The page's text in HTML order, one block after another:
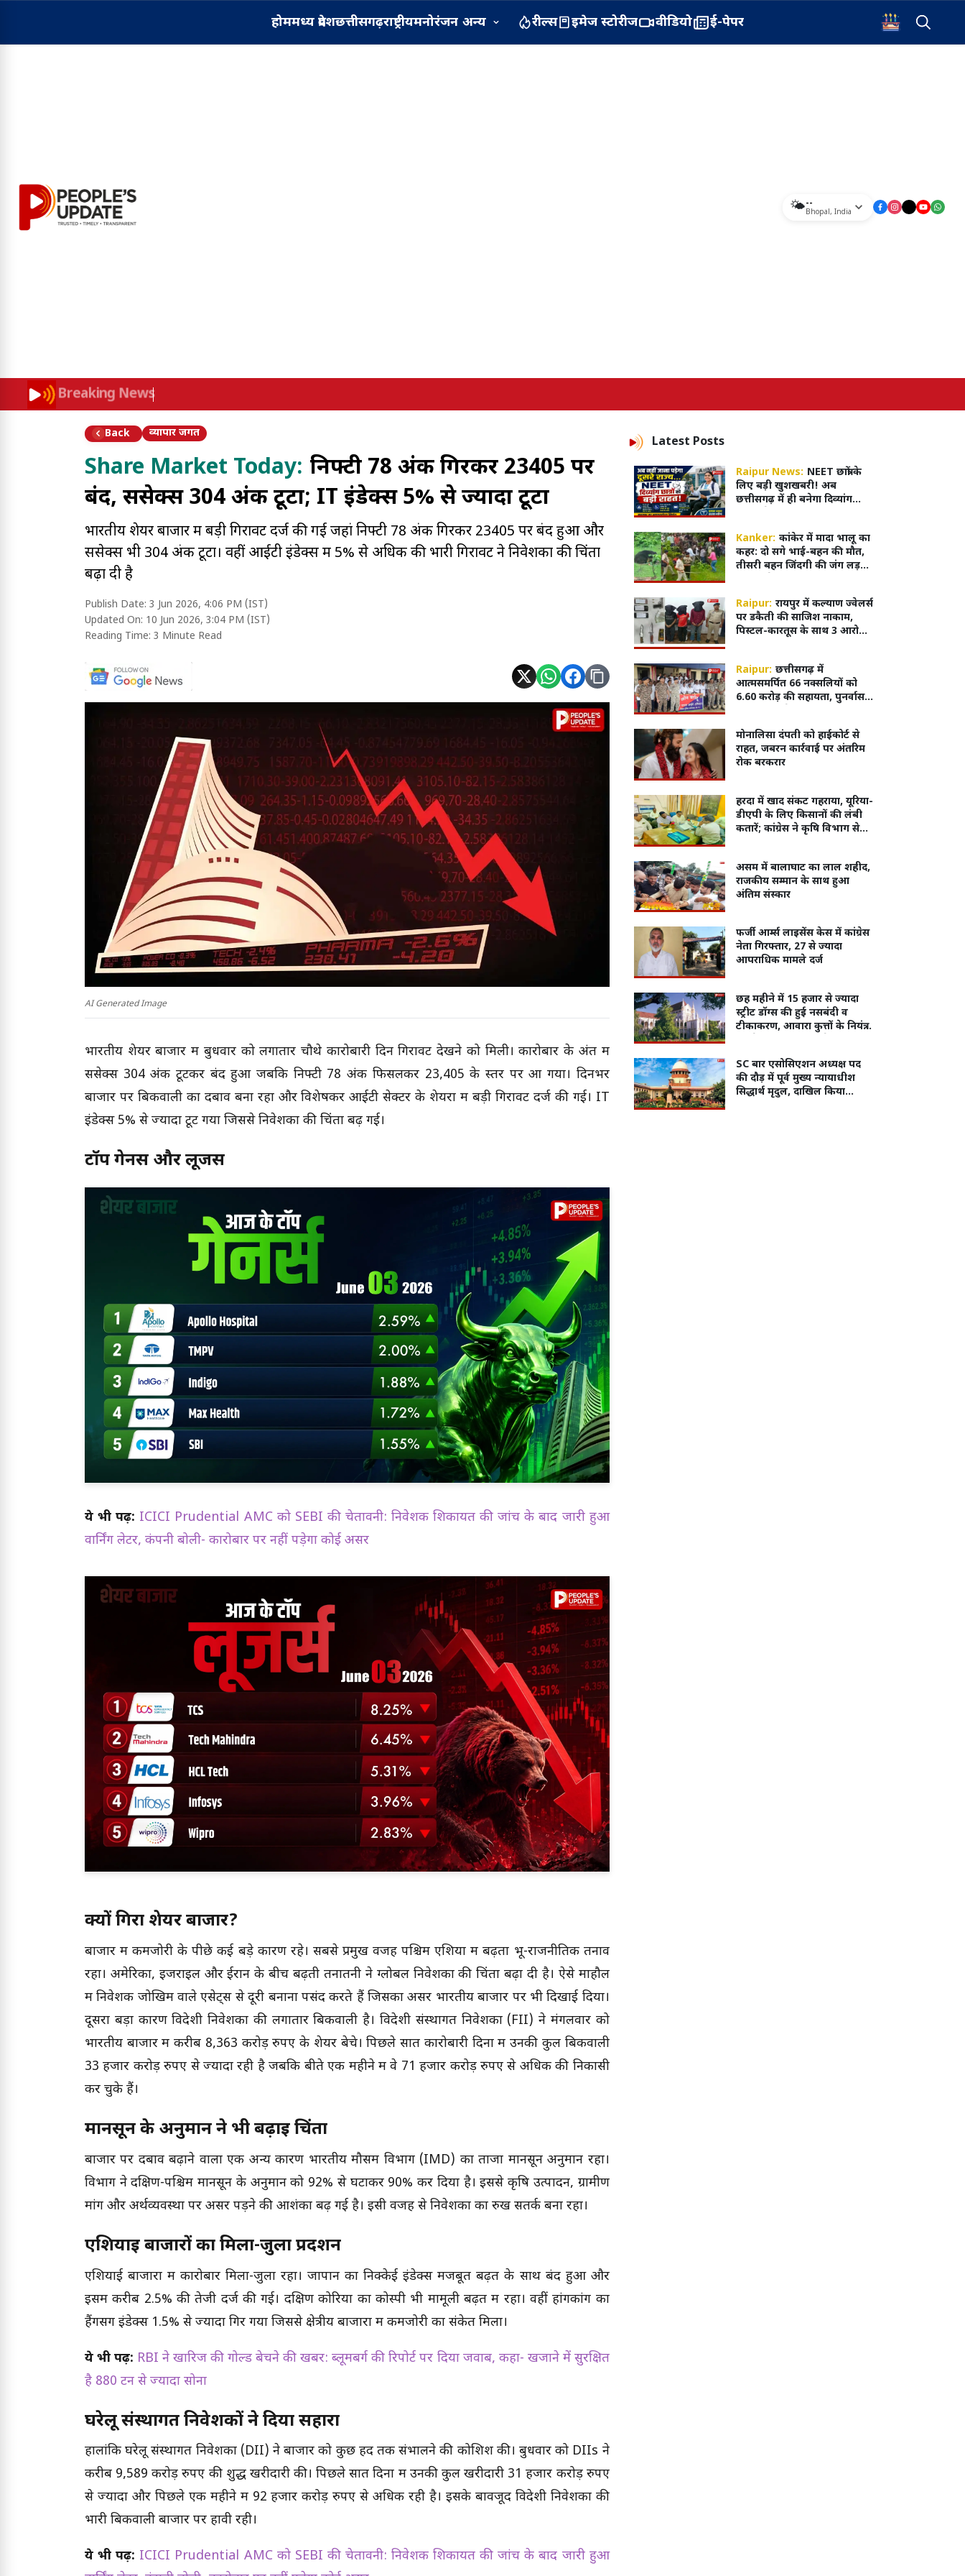
होममध्य प्रदेशछत्तीसगढ़राष्ट्रीयमनोरंजन अन्य रील्स इमेज स्टोरीज वीडियो ई-पेपर
🌤️--
Bhopal , India
Breaking News
Back व्यापार जगत
Share Market Today: निफ्टी 78 अंक गिरकर 23405 पर
बंद, सेंसेक्स 304 अंक टूटा; IT इंडेक्स 5% से ज्यादा टूटा
भारतीय शेयर बाजार में बड़ी गिरावट दर्ज की गई जहां निफ्टी 78 अंक गिरकर 23405 पर बंद हुआ और
सेंसेक्स भी 304 अंक टूटा। वहीं आईटी इंडेक्स में 5% से अधिक की भारी गिरावट ने निवेशकों की चिंता
बढ़ा दी है
Publish Date: 3 Jun 2026, 4:06 PM (IST)
Updated On: 10 Jun 2026, 3:04 PM (IST)
Reading Time: 3 Minute Read
AI Generated Image
भारतीय शेयर बाजार में बुधवार को लगातार चौथे कारोबारी दिन गिरावट देखने को मिली। कारोबार के अंत में
सेंसेक्स 304 अंक टूटकर बंद हुआ जबकि निफ्टी 78 अंक फिसलकर 23,405 के स्तर पर आ गया। दिनभर
बाजार पर बिकवाली का दबाव बना रहा और विशेषकर आईटी सेक्टर के शेयरों में बड़ी गिरावट दर्ज की गई। IT
इंडेक्स 5% से ज्यादा टूट गया जिससे निवेशकों की चिंता बढ़ गई।
टॉप गेनर्स और लूजर्स
ये भी पढ़ें: ICICI Prudential AMC को SEBI की चेतावनी: निवेशक शिकायत की जांच के बाद जारी हुआ
वार्निंग लेटर, कंपनी बोली- कारोबार पर नहीं पड़ेगा कोई असर
क्यों गिरा शेयर बाजार?
बाजार में कमजोरी के पीछे कई बड़े कारण रहे। सबसे प्रमुख वजह पश्चिम एशिया में बढ़ता भू-राजनीतिक तनाव
रहा। अमेरिका, इजराइल और ईरान के बीच बढ़ती तनातनी ने ग्लोबल निवेशकों की चिंता बढ़ा दी है। ऐसे माहौल
में निवेशक जोखिम वाले एसेट्स से दूरी बनाना पसंद करते हैं जिसका असर भारतीय बाजार पर भी दिखाई दिया।
दूसरा बड़ा कारण विदेशी निवेशकों की लगातार बिकवाली है। विदेशी संस्थागत निवेशकों (FII) ने मंगलवार को
भारतीय बाजार में करीब 8,363 करोड़ रुपए के शेयर बेचे। पिछले सात कारोबारी दिनों में उनकी कुल बिकवाली
33 हजार करोड़ रुपए से ज्यादा रही है जबकि बीते एक महीने में वे 71 हजार करोड़ रुपए से अधिक की निकासी
कर चुके हैं।
मानसून के अनुमान ने भी बढ़ाई चिंता
बाजार पर दबाव बढ़ाने वाला एक अन्य कारण भारतीय मौसम विभाग (IMD) का ताजा मानसून अनुमान रहा।
विभाग ने दक्षिण-पश्चिम मानसून के अनुमान को 92% से घटाकर 90% कर दिया है। इससे कृषि उत्पादन, ग्रामीण
मांग और अर्थव्यवस्था पर असर पड़ने की आशंका बढ़ गई है। इसी वजह से निवेशकों का रुख सतर्क बना रहा।
एशियाई बाजारों का मिला-जुला प्रदर्शन
एशियाई बाजारों में कारोबार मिला-जुला रहा। जापान का निक्केई इंडेक्स मजबूत बढ़त के साथ बंद हुआ और
इसमें करीब 2.5% की तेजी दर्ज की गई। दक्षिण कोरिया का कोस्पी भी मामूली बढ़त में रहा। वहीं हांगकांग का
हैंगसेंग इंडेक्स 1.5% से ज्यादा गिर गया जिससे क्षेत्रीय बाजारों में कमजोरी का संकेत मिला।
ये भी पढ़ें: RBI ने खारिज की गोल्ड बेचने की खबर: ब्लूमबर्ग की रिपोर्ट पर दिया जवाब, कहा- खजाने में सुरक्षित
है 880 टन से ज्यादा सोना
घरेलू संस्थागत निवेशकों ने दिया सहारा
हालांकि घरेलू संस्थागत निवेशकों (DII) ने बाजार को कुछ हद तक संभालने की कोशिश की। बुधवार को DIIs ने
करीब 9,589 करोड़ रुपए की शुद्ध खरीदारी की। पिछले सात दिनों में उनकी कुल खरीदारी 31 हजार करोड़ रुपए
से ज्यादा और पिछले एक महीने में 92 हजार करोड़ रुपए से अधिक रही है। इसके बावजूद विदेशी निवेशकों की
भारी बिकवाली बाजार पर हावी रही।
ये भी पढ़ें: ICICI Prudential AMC को SEBI की चेतावनी: निवेशक शिकायत की जांच के बाद जारी हुआ
Latest Posts
Raipur News: NEET छात्रों के
लिए बड़ी खुशखबरी! अब
छत्तीसगढ़ में ही बनेगा दिव्यांग
Kanker: कांकेर में मादा भालू का
कहर: दो सगे भाई-बहन की मौत,
तीसरी बहन जिंदगी की जंग लड़
Raipur: रायपुर में कल्याण ज्वेलर्स
पर डकैती की साजिश नाकाम,
पिस्टल-कारतूस के साथ 3 आरोपी
Raipur: छत्तीसगढ़ में
आत्मसमर्पित 66 नक्सलियों को
6.60 करोड़ की सहायता, पुनर्वास
मोनालिसा दंपती को हाईकोर्ट से
राहत, जबरन कार्रवाई पर अंतरिम
रोक बरकरार
हरदा में खाद संकट गहराया, यूरिया-
डीएपी के लिए किसानों की लंबी
कतारें; कांग्रेस ने कृषि विभाग से
असम में बालाघाट का लाल शहीद,
राजकीय सम्मान के साथ हुआ
अंतिम संस्कार
फर्जी आर्म्स लाइसेंस केस में कांग्रेस
नेता गिरफ्तार, 27 से ज्यादा
आपराधिक मामले दर्ज
छह महीने में 15 हजार से ज्यादा
स्ट्रीट डॉग्स की हुई नसबंदी व
टीकाकरण, आवारा कुत्तों के नियंत्रण
SC बार एसोसिएशन अध्यक्ष पद
की दौड़ में पूर्व मुख्य न्यायाधीश
सिद्धार्थ मृदुल, दाखिल किया